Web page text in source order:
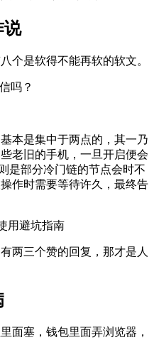
说
个是软得不能再软的软文。
吗？
本是集中于两点的，其一乃
老旧的手机，一旦开启便会
是部分冷门链的节点会时不
作时需要等待许久，最终告
两三个赞的回复，那才是人
面塞，钱包里面弄浏览器，